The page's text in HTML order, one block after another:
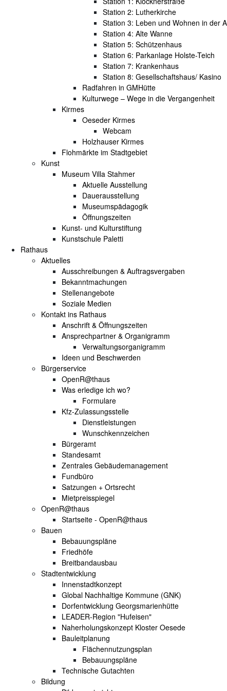
Station 2: Lutherkirche
Station 3: Leben und Wohnen in der
Station 4: Alte Wanne
Station 5: Schützenhaus
Station 6: Parkanlage Holste-Teich
Station 7: Krankenhaus
Station 8: Gesellschaftshaus/ Kasino
Radfahren in GMHütte
Kulturwege – Wege in die Vergangenheit
Kirmes
Oeseder Kirmes
Webcam
Holzhauser Kirmes
Flohmärkte im Stadtgebiet
Kunst
Museum Villa Stahmer
Aktuelle Ausstellung
Dauerausstellung
Museumspädagogik
Öffnungszeiten
Kunst- und Kulturstiftung
Kunstschule Paletti
Rathaus
Aktuelles
Ausschreibungen & Auftragsvergaben
Bekanntmachungen
Stellenangebote
Soziale Medien
Kontakt ins Rathaus
Anschrift & Öffnungszeiten
Ansprechpartner & Organigramm
Verwaltungsorganigramm
Ideen und Beschwerden
Bürgerservice
OpenR@thaus
Was erledige ich wo?
Formulare
Kfz-Zulassungsstelle
Dienstleistungen
Wunschkennzeichen
Bürgeramt
Standesamt
Zentrales Gebäudemanagement
Fundbüro
Satzungen + Ortsrecht
Mietpreisspiegel
OpenR@thaus
Startseite - OpenR@thaus
Bauen
Bebauungspläne
Friedhöfe
Breitbandausbau
Stadtentwicklung
Innenstadtkonzept
Global Nachhaltige Kommune (GNK)
Dorfentwicklung Georgsmarienhütte
LEADER-Region "Hufeisen"
Naherholungskonzept Kloster Oesede
Bauleitplanung
Flächennutzungsplan
Bebauungspläne
Technische Gutachten
Bildung